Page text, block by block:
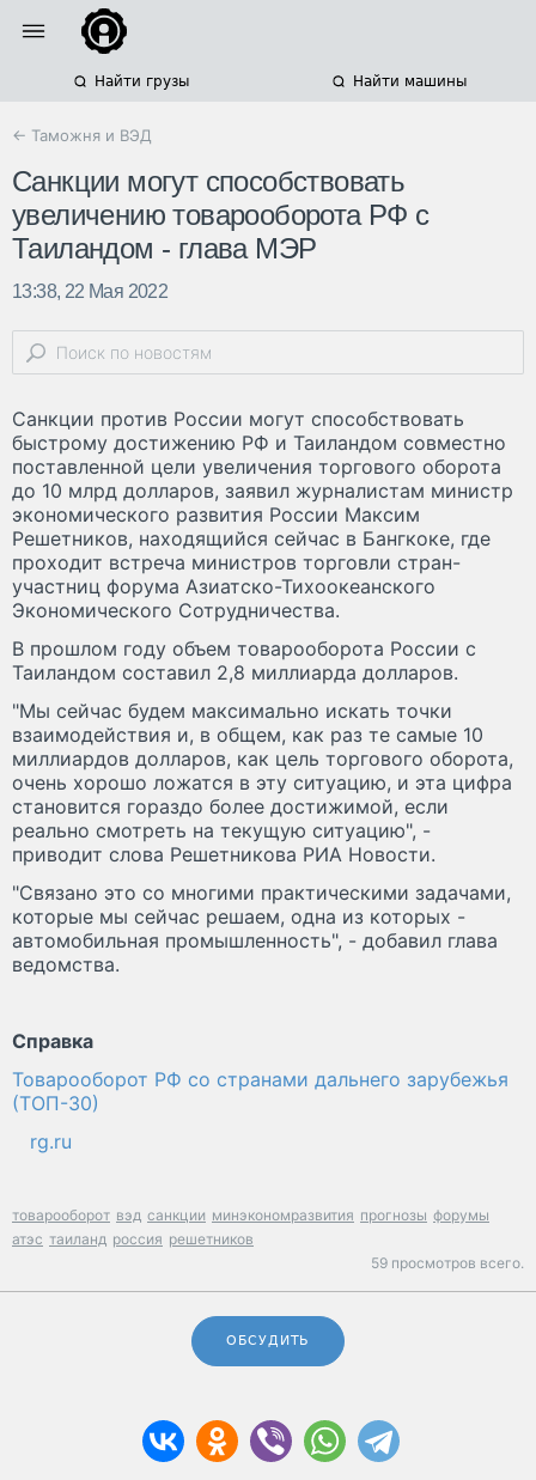
Найти грузы Найти машины
← Таможня и ВЭД
Санкции могут способствовать
увеличению товарооборота РФ с
Таиландом - глава МЭР
13:38, 22 Мая 2022
Санкции против России могут способствовать
быстрому достижению РФ и Таиландом совместно
поставленной цели увеличения торгового оборота
до 10 млрд долларов, заявил журналистам министр
экономического развития России Максим
Решетников, находящийся сейчас в Бангкоке, где
проходит встреча министров торговли стран-
участниц форума Азиатско-Тихоокеанского
Экономического Сотрудничества​​​.
В прошлом году объем товарооборота России с
Таиландом составил 2,8 миллиарда долларов.
"Мы сейчас будем максимально искать точки
взаимодействия и, в общем, как раз те самые 10
миллиардов долларов, как цель торгового оборота,
очень хорошо ложатся в эту ситуацию, и эта цифра
становится гораздо более достижимой, если
реально смотреть на текущую ситуацию", -
приводит слова Решетникова РИА Новости.
"Связано это со многими практическими задачами,
которые мы сейчас решаем, одна из которых -
автомобильная промышленность", - добавил глава
ведомства.
Справка
Товарооборот РФ со странами дальнего зарубежья
(ТОП-30)
rg.ru
товарооборот вэд санкции минэкономразвития прогнозы форумы
атэс таиланд россия решетников
59 просмотров всего.
ОБСУДИТЬ